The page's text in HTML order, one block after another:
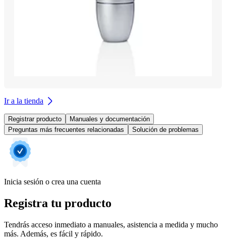
Ir a la tienda
Registrar producto
Manuales y documentación
Preguntas más frecuentes relacionadas
Solución de problemas
Inicia sesión o crea una cuenta
Registra tu producto
Tendrás acceso inmediato a manuales, asistencia a medida y mucho
más. Además, es fácil y rápido.